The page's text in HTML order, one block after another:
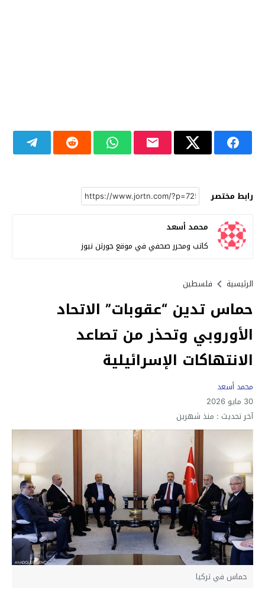
رابط مختصر
محمد أسعد
كاتب ومحرر صحفي في موقع جورتن نيوز
الرئيسية فلسطين
حماس تدين “عقوبات” الاتحاد
الأوروبي وتحذر من تصاعد
الانتهاكات الإسرائيلية
محمد أسعد
30 مايو 2026
آخر تحديث : منذ شهرين
حماس في تركيا